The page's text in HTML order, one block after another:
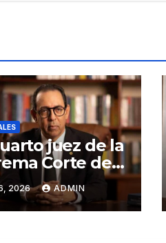
juez de la
Corte de
declina a
por el
2026 ADMIN